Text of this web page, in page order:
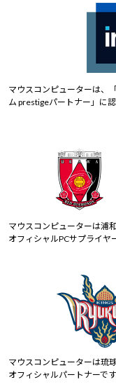
マウスコンピューターは、
ム prestigeパートナー」に
マウスコンピューターは浦
オフィシャルPCサプライヤ
マウスコンピューターは琉
オフィシャルパートナーです